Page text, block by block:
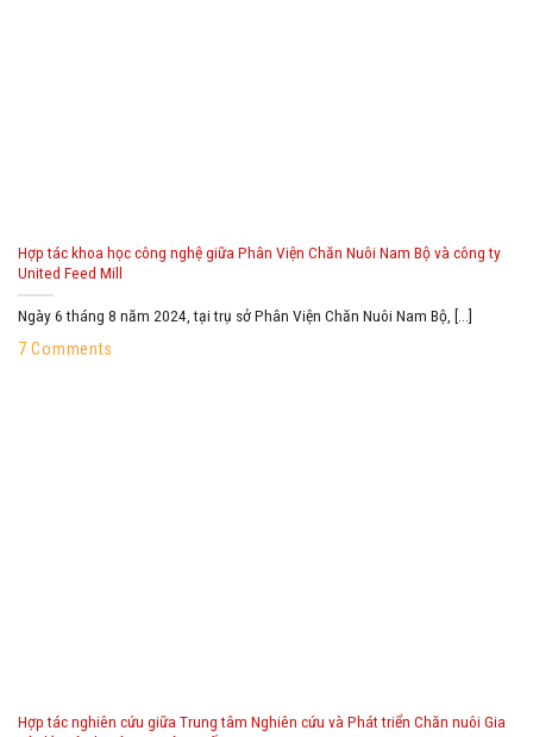
Hợp tác khoa học công nghệ giữa Phân Viện Chăn Nuôi Nam Bộ và công ty
United Feed Mill
Ngày 6 tháng 8 năm 2024, tại trụ sở Phân Viện Chăn Nuôi Nam Bộ, [...]
7 Comments
Hợp tác nghiên cứu giữa Trung tâm Nghiên cứu và Phát triển Chăn nuôi Gia